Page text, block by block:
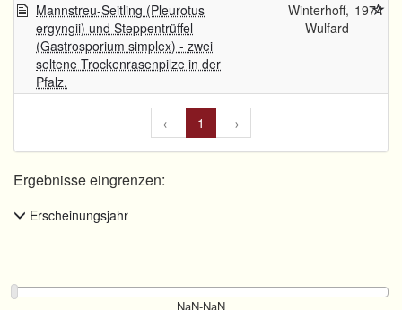
Mannstreu-Seitling (Pleurotus
ergyngii) und Steppentrüffel
(Gastrosporium simplex) - zwei
seltene Trockenrasenpilze in der
Pfalz.
Winterhoff,
Wulfard
1974
← 1 →
Ergebnisse eingrenzen:
Erscheinungsjahr